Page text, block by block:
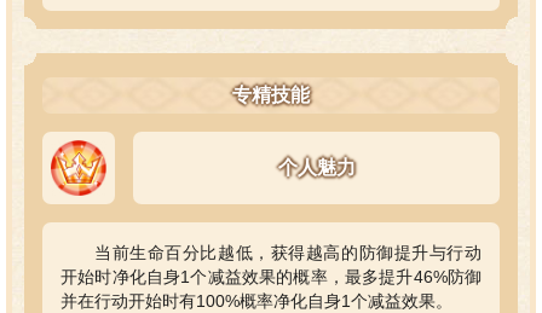
专精技能
个人魅力
当前生命百分比越低，获得越高的防御提升与行动
开始时净化自身1个减益效果的概率，最多提升46%防御
并在行动开始时有100%概率净化自身1个减益效果。